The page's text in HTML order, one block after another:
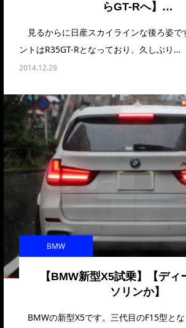
らGT-Rへ】…
見るからに日産スカイラインな後ろ姿で
ントはR35GT-Rとなっており、久しぶり…
2014.12.29
BMW
【BMW新型X5試乗】【ディ
ソリンか】
BMWの新型X5です。三代目のF15型と